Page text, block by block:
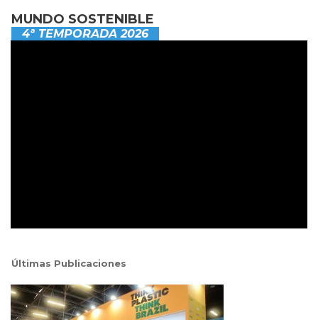
MUNDO SOSTENIBLE
4ª TEMPORADA 2026
Últimas Publicaciones